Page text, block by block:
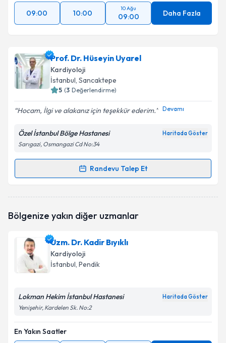
09:00 10:00
10 Ağu
09:00 Daha Fazla
Prof. Dr. Hüseyin Uyarel
Kardiyoloji
İstanbul, Sancaktepe
5 (3 Değerlendirme)
Hocam, İlgi ve alakanız için teşekkür ederim. Devamı
Özel İstanbul Bölge Hastanesi Haritada Göster
Sarıgazi, Osmangazi Cd No:34
Randevu Talep Et
Randevu Takvimi Talebi
oluşturun. Size bu uzmandan randevu almanız için bir
E-posta Adresiniz
Kişisel verilerimin işlenmesine ilişkin
Aydınlatma
Metni'ni okudum ve kişisel verilerimin belirtilen
Bölgenize yakın diğer uzmanlar
Uzm. Dr. Kadir Bıyıklı
Kardiyoloji
İstanbul, Pendik
Lokman Hekim İstanbul Hastanesi Haritada Göster
Yenişehir, Kardelen Sk. No:2
En Yakın Saatler